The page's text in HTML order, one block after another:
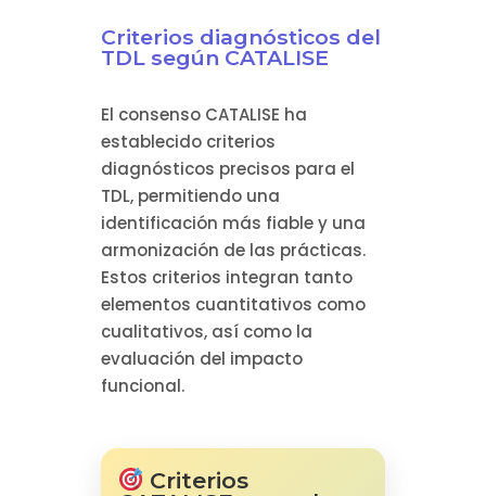
Criterios diagnósticos del
TDL según CATALISE
El consenso CATALISE ha
establecido criterios
diagnósticos precisos para el
TDL, permitiendo una
identificación más fiable y una
armonización de las prácticas.
Estos criterios integran tanto
elementos cuantitativos como
cualitativos, así como la
evaluación del impacto
funcional.
Criterios